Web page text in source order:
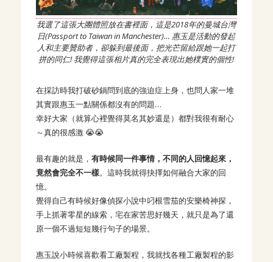
我選了這張大團體照放在書裡面，這是2018年的曼城台灣
日(Passport to Taiwan in Manchester)… 惠玉是活動的發起
人和主要贊助者，卻躲到最後面，把光芒留給跟她一起打
拼的同仁! 我覺得這張相片真的完全表現出她樸實的個性!
在採訪時我打破砂鍋問到底的強迫症上身，也問人家一堆
其實跟惠玉一點關係都沒有的問題…
幸好大家（就算心裡覺得莫名其妙還是）都對我很有耐心
～真的很感激 😭😭
最有趣的就是， 有時候同一件事情，不同的人回憶起來，
竟然會完全不一樣。這時我就得抉擇如何融合大家的回
憶。
覺得自己有時候好像偵探小說中叼根雪茄的安樂椅神探，
手上抓著零星的線索，宅在家苦思好幾天，就只是為了還
原一個不過短短幾行句子的場景。
惠玉說小時候喜歡看工廠製程，我就找各種工廠製程的影